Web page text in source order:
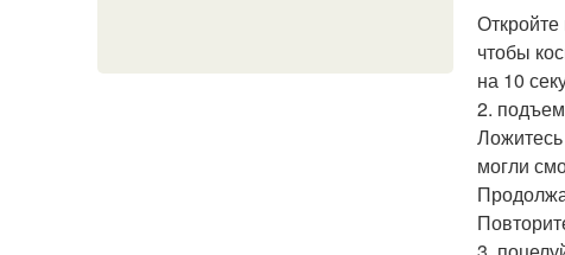
чтобы
на 10
2.
могли